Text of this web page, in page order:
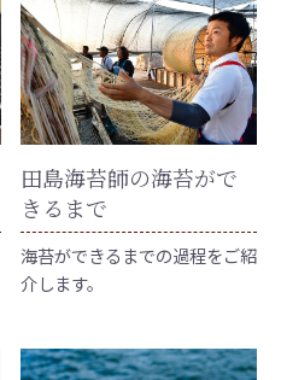
田島海苔師の海苔がで
きるまで
海苔ができるまでの過程をご紹
介します。